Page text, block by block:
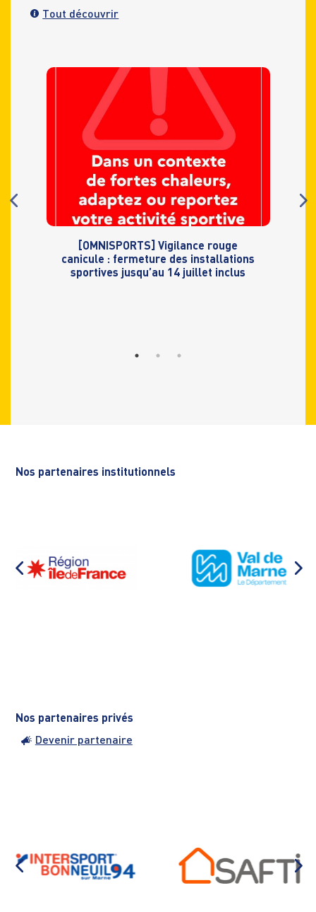
Tout découvrir
[OMNISPORTS] Vigilance rouge
canicule : fermeture des installations
sportives jusqu’au 14 juillet inclus
Nos partenaires institutionnels
Nos partenaires privés
Devenir partenaire